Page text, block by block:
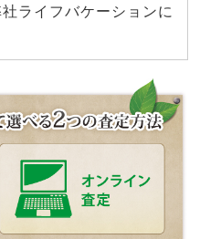
ライフバケーションに